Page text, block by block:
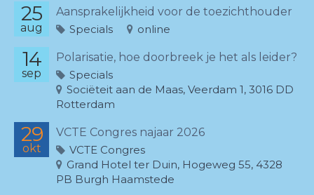
25
aug
Aansprakelijkheid voor de toezichthouder
Specials
online
14
sep
Polarisatie, hoe doorbreek je het als leider?
Specials
Sociëteit aan de Maas, Veerdam 1, 3016 DD
Rotterdam
29
okt
VCTE Congres najaar 2026
VCTE Congres
Grand Hotel ter Duin, Hogeweg 55, 4328
PB Burgh Haamstede